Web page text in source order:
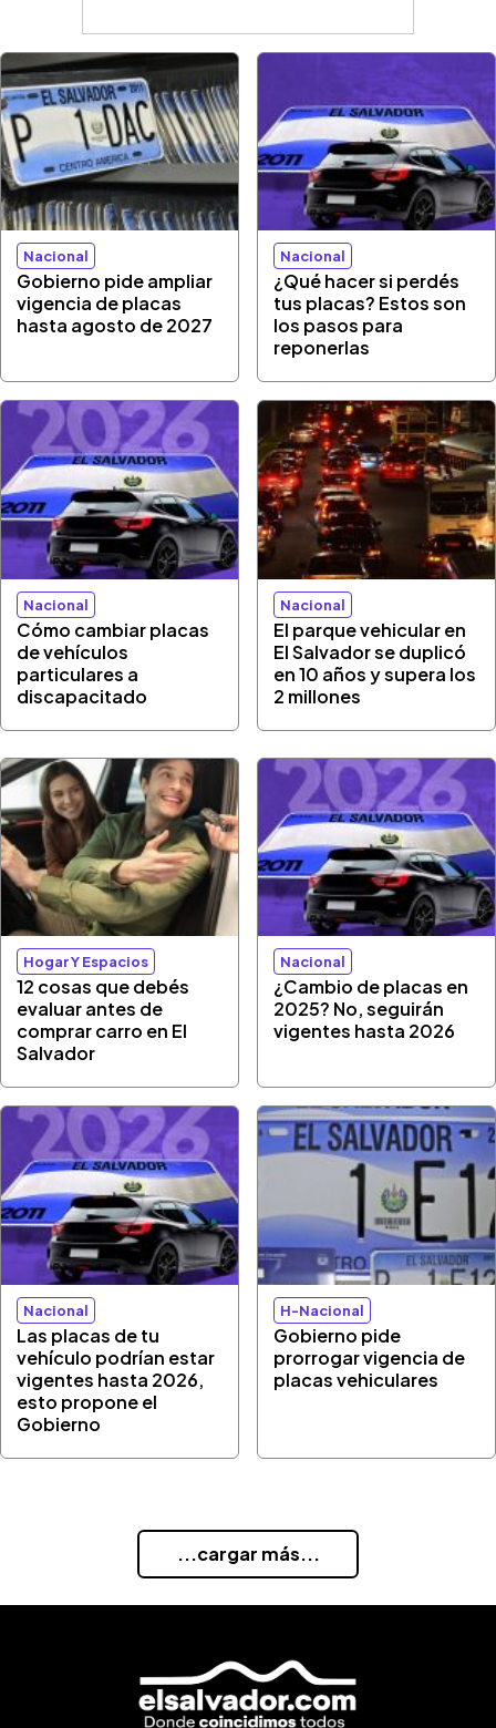
Nacional
Gobierno pide ampliar
vigencia de placas
hasta agosto de 2027
Nacional
¿Qué hacer si perdés
tus placas? Estos son
los pasos para
reponerlas
Nacional
Cómo cambiar placas
de vehículos
particulares a
discapacitado
Nacional
El parque vehicular en
El Salvador se duplicó
en 10 años y supera los
2 millones
Hogar Y Espacios
12 cosas que debés
evaluar antes de
comprar carro en El
Salvador
Nacional
¿Cambio de placas en
2025? No, seguirán
vigentes hasta 2026
Nacional
Las placas de tu
vehículo podrían estar
vigentes hasta 2026,
esto propone el
Gobierno
H-Nacional
Gobierno pide
prorrogar vigencia de
placas vehiculares
...cargar más...